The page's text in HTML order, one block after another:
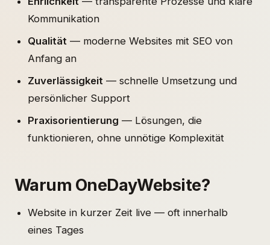
Kommunikation
Qualität — moderne Websites mit SEO von
Anfang an
Zuverlässigkeit — schnelle Umsetzung und
persönlicher Support
Praxisorientierung — Lösungen, die
funktionieren, ohne unnötige Komplexität
Warum OneDayWebsite?
Website in kurzer Zeit live — oft innerhalb
eines Tages